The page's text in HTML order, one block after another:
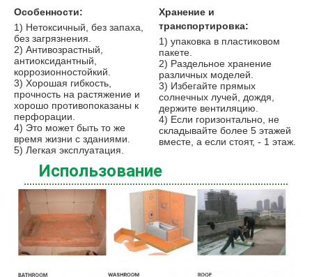
Особенности:
1) Нетоксичный, без запаха,
без загрязнения.
2) Антивозрастный,
антиоксидантный,
коррозионностойкий.
3) Хорошая гибкость,
прочность на растяжение и
хорошо противопоказаны к
перфорации.
4) Это может быть то же
время жизни с зданиями.
5) Легкая эксплуатация.
Хранение и
транспортировка:
1) упаковка в пластиковом
пакете.
2) Раздельное хранение
различных моделей.
3) Избегайте прямых
солнечных лучей, дождя,
держите вентиляцию.
4) Если горизонтально, не
складывайте более 5 этажей
вместе, а если стоят, - 1 этаж.
Использование